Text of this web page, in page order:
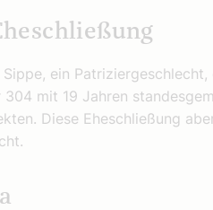
ein
mit 19 Jahren
Diese Eheschließung